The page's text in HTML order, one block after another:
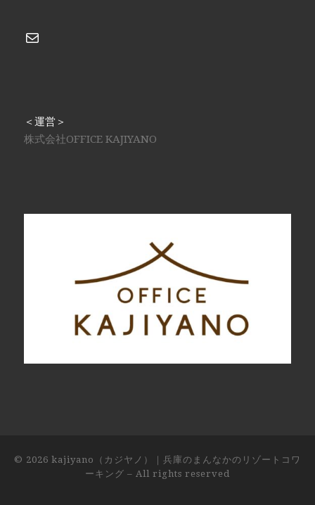
メール
＜運営＞
株式会社OFFICE KAJIYANO
© 2026 kajiyano（カジヤノ）｜兵庫のまんなかのリゾートコワ
ーキング – All rights reserved